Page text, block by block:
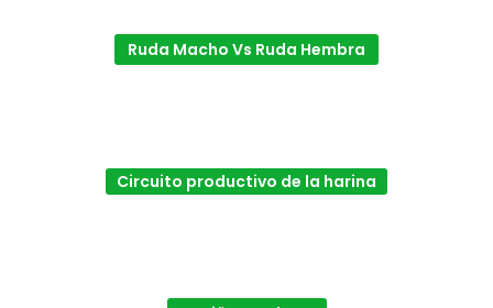
Ruda Macho Vs Ruda Hembra
Circuito productivo de la harina